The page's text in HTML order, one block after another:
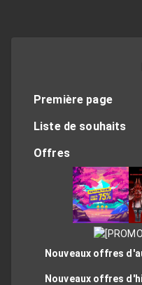
Première page
Liste de souhaits
Offres
Nouveaux offres
Nouveaux offres